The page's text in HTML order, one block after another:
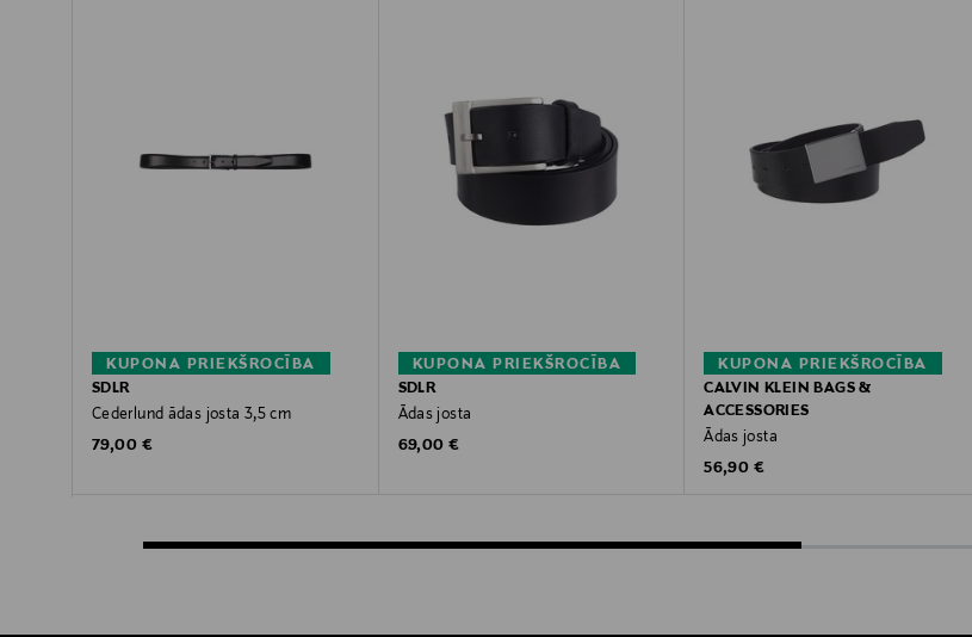
KUPONA PRIEKŠROCĪBA
SDLR
Cederlund ādas josta 3,5 cm
Original Price
79,00 €
KUPONA PRIEKŠROCĪBA
SDLR
Ādas josta
Original Price
69,00 €
KUPONA PRIEKŠROCĪBA
CALVIN KLEIN BAGS &
ACCESSORIES
Ādas josta
Original Price
56,90 €